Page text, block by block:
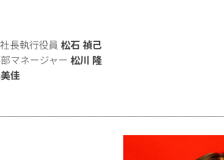
長執行役員 松石 禎己
マネージャー 松川 隆
佳